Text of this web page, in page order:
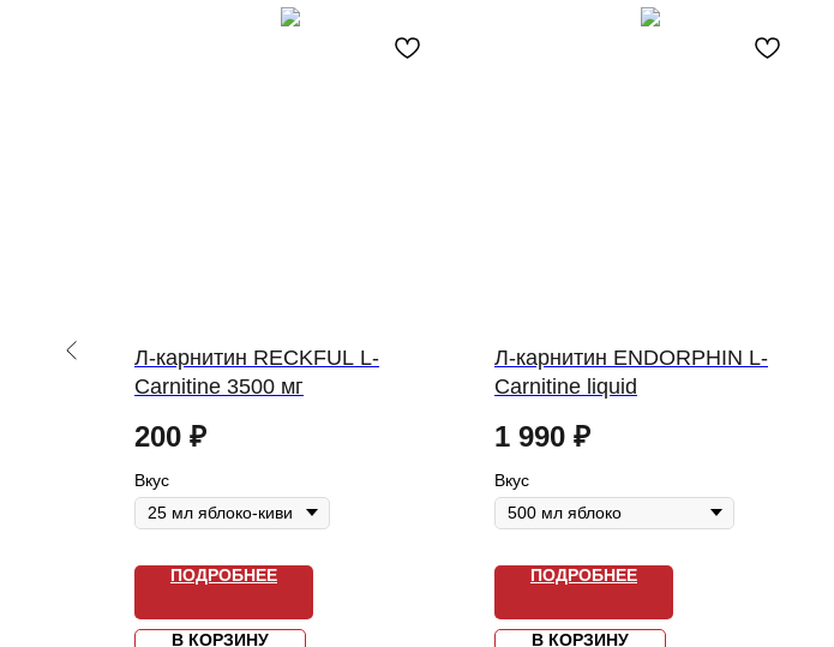
Л-карнитин RECKFUL L-
Carnitine 3500 мг
200 ₽
Вкус
ПОДРОБНЕЕ
В КОРЗИНУ
Л-карнитин ENDORPHIN L-
Carnitine liquid
1 990 ₽
Вкус
ПОДРОБНЕЕ
В КОРЗИНУ